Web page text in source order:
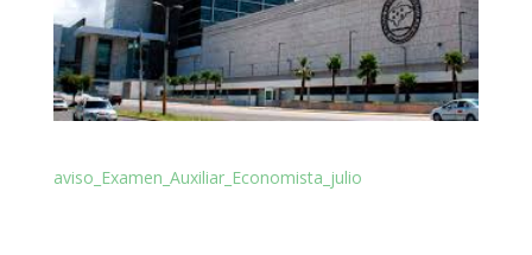
aviso_Examen_Auxiliar_Economista_julio